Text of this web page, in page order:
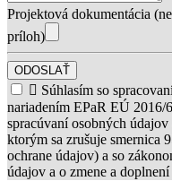
Projektová dokumentácia
príloh)
ODOSLAŤ
 Súhlasím so
nariadením EPaR EÚ 2016/
spracúvaní osobných
ktorým sa zrušuje smernica
ochrane údajov) a so
údajov a o zmene a